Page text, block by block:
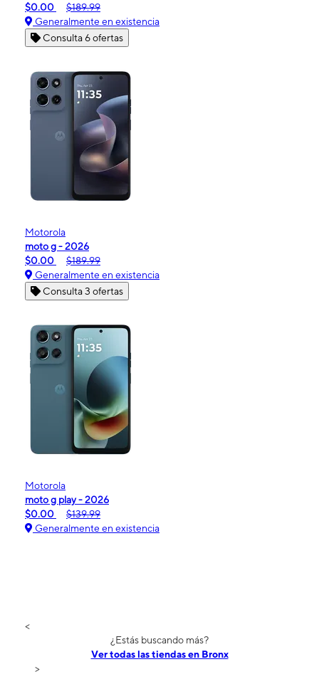
$0.00
$189.99
Generalmente en existencia
Consulta 6 ofertas
Motorola
moto g - 2026
$0.00
$189.99
Generalmente en existencia
Consulta 3 ofertas
Motorola
moto g play - 2026
$0.00
$139.99
Generalmente en existencia
<
¿Estás buscando más?
Ver todas las tiendas en Bronx
>